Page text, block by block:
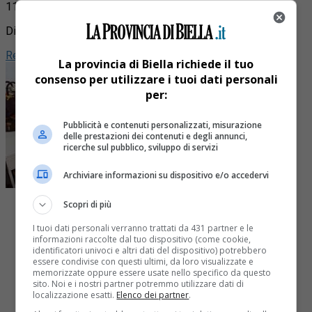
11 Ottobre 2014
Di
Redazione
Share
Tweet
La provincia di Biella richiede il tuo
consenso per utilizzare i tuoi dati personali
per:
Pubblicità e contenuti personalizzati, misurazione
delle prestazioni dei contenuti e degli annunci,
ricerche sul pubblico, sviluppo di servizi
Archiviare informazioni su dispositivo e/o accedervi
Scopri di più
I tuoi dati personali verranno trattati da 431 partner e le
informazioni raccolte dal tuo dispositivo (come cookie,
identificatori univoci e altri dati del dispositivo) potrebbero
essere condivise con questi ultimi, da loro visualizzate e
memorizzate oppure essere usate nello specifico da questo
sito. Noi e i nostri partner potremmo utilizzare dati di
localizzazione esatti. Elenco dei partner.